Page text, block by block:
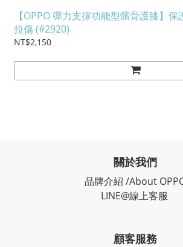
【OPPO 彈力支撐功能型髕骨護膝】
拉傷 (#2920)
NT$2,150
關於我們
品牌介紹 /About
LINE@線上客服
顧客服務